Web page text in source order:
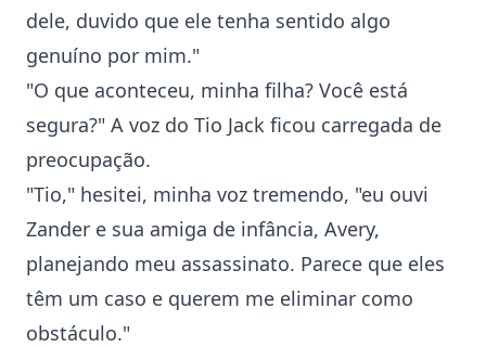
dele, duvido que ele tenha sentido algo
genuíno por mim."
"O que aconteceu, minha filha? Você está
segura?" A voz do Tio Jack ficou carregada de
preocupação.
"Tio," hesitei, minha voz tremendo, "eu ouvi
Zander e sua amiga de infância, Avery,
planejando meu assassinato. Parece que eles
têm um caso e querem me eliminar como
obstáculo."